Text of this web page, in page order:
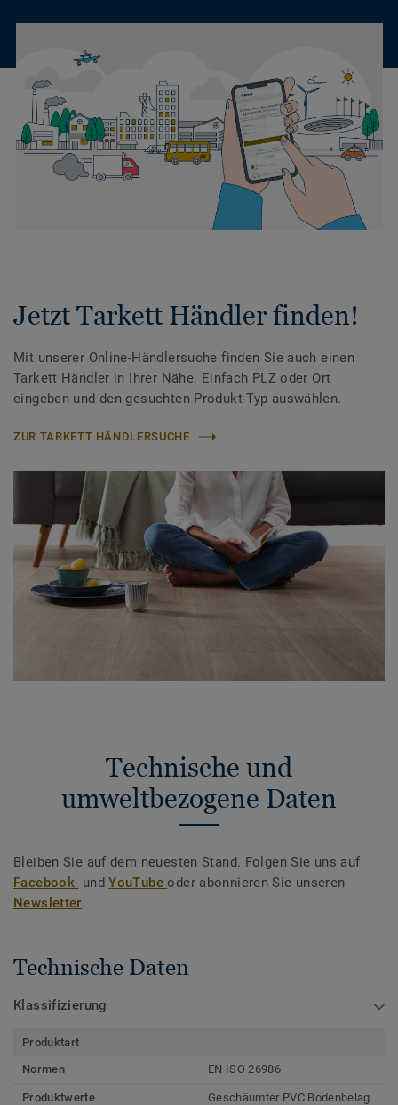
Jetzt Tarkett Händler finden!
Mit unserer Online-Händlersuche finden Sie auch einen
Tarkett Händler in Ihrer Nähe. Einfach PLZ oder Ort
eingeben und den gesuchten Produkt-Typ auswählen.
ZUR TARKETT HÄNDLERSUCHE
Technische und
umweltbezogene Daten
Bleiben Sie auf dem neuesten Stand. Folgen Sie uns auf
Facebook undYouTubeoder abonnieren Sie unseren
Newsletter.
Technische Daten
Klassifizierung
Produktart
Normen
EN ISO 26986
Produktwerte Geschäumter PVC Bodenbelag